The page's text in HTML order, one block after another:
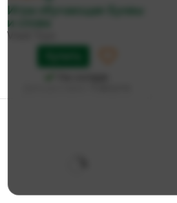
Игра обучающая Буквы
и слова
Vladi Toys